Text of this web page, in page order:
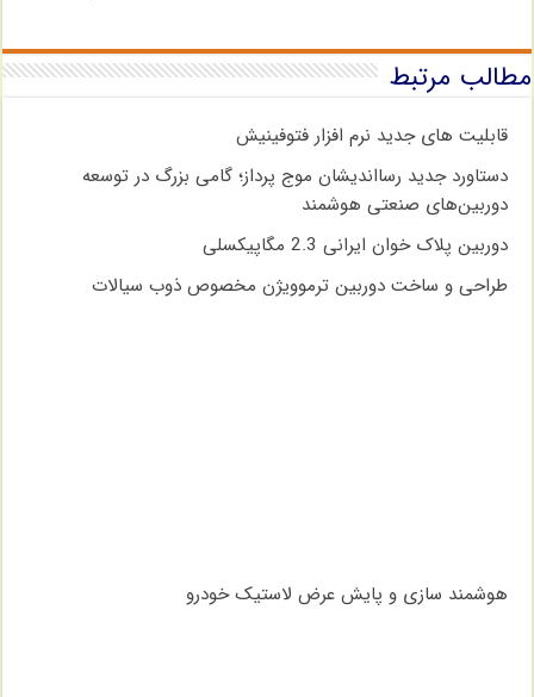
مطالب مرتبط
قابلیت های جدید نرم افزار فتوفینیش
دستاورد جدید رسااندیشان موج پرداز؛ گامی بزرگ در توسعه
دوربین‌های صنعتی هوشمند
دوربین پلاک خوان ایرانی 2.3 مگاپیکسلی
طراحی و ساخت دوربین ترموویژن مخصوص ذوب سیالات
هوشمند سازی و پایش عرض لاستیک خودرو